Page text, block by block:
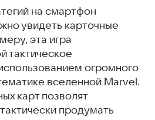
на смартфон
увидеть карточные
эта игра
тактическое
огромного
вселенной Marvel.
карт позволят
продумать